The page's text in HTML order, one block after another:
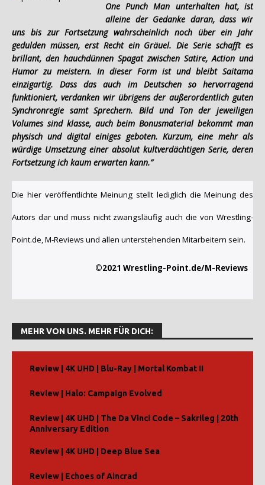
One Punch Man unterhalten hat, ist
alleine der Gedanke daran, dass wir
uns bis zur Fortsetzung wahrscheinlich noch über ein Jahr
gedulden müssen, erst Recht ein Gräuel. Die Serie schafft es
brillant, den hauchdünnen Spagat zwischen Satire, Action und
Humor zu meistern. In dieser Form ist und bleibt Saitama
einzigartig. Dass das auch im Deutschen so hervorragend
funktioniert, verdanken wir übrigens der außerordentlich guten
Synchronregie samt Sprechern. Bild und Ton der jeweiligen
Volumes sind klasse, auch beim Bonusmaterial bekommt man
physisch und digital einiges geboten. Kurzum, eine mehr als
würdige Umsetzung einer absolut kultverdächtigen Serie, deren
Fortsetzung ich kaum erwarten kann.”
Die hier veröffentlichte Meinung stellt lediglich die Meinung des
Autors dar und muss nicht zwangsläufig auch die von Wrestling-
Point.de, M-Reviews und allen unterstehenden Mitarbeitern sein.
©2021 Wrestling-Point.de/M-Reviews
MEHR VON UNS. MEHR FÜR DICH:
Review | 4K UHD | Blu-Ray | Mortal Kombat II
Review | Halo: Campaign Evolved
Review | 4K UHD | The Da Vinci Code – Sakrileg | 20th
Anniversary Edition
Review | 4K UHD | Deep Blue Sea
Review | Echoes of Aincrad